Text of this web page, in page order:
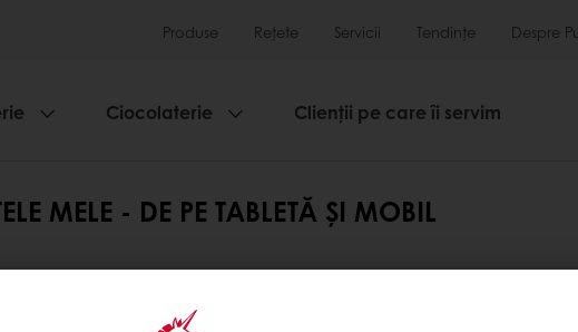
Produse Rețete Servicii Tendințe Despre
Ciocolaterie Clienții pe care îi servim
MELE - DE PE TABLETĂ ȘI MOBIL
în colțul din dreapta sus. Când inima este completată